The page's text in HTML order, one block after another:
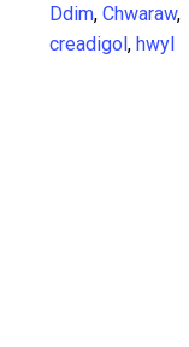
Ddim, Chwaraw,
creadigol, hwyl